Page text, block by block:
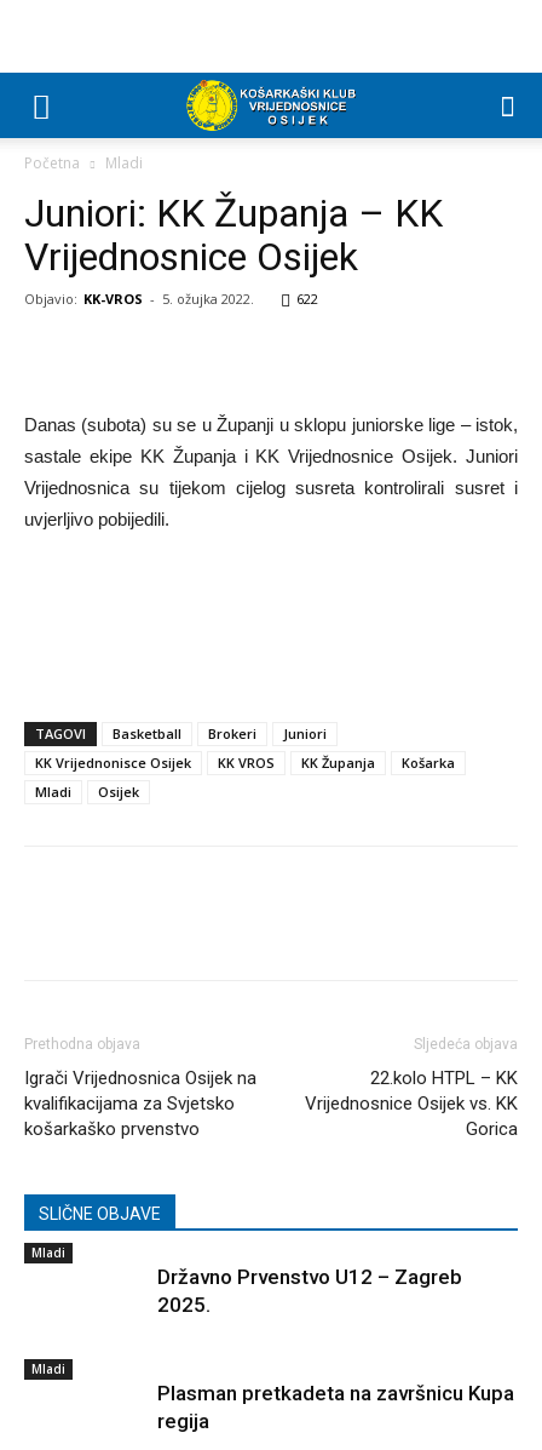
Početna Mladi
Juniori: KK Županja – KK
Vrijednosnice Osijek
Objavio: KK-VROS - 5. ožujka 2022. 622
Danas (subota) su se u Županji u sklopu juniorske lige – istok,
sastale ekipe KK Županja i KK Vrijednosnice Osijek. Juniori
Vrijednosnica su tijekom cijelog susreta kontrolirali susret i
uvjerljivo pobijedili.
TAGOVI Basketball Brokeri
Juniori
KK Vrijednonisce Osijek
KK VROS KK Županja
Košarka
Mladi
Osijek
Prethodna objava
Igrači Vrijednosnica Osijek na
kvalifikacijama za Svjetsko
košarkaško prvenstvo
Sljedeća objava
22.kolo HTPL – KK
Vrijednosnice Osijek vs. KK
Gorica
SLIČNE OBJAVE
Mladi
Državno Prvenstvo U12 – Zagreb
2025.
Mladi
Plasman pretkadeta na završnicu Kupa
regija